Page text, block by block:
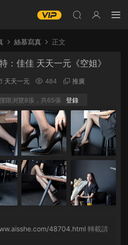
絲慕寫真 正文
：佳佳 天天一元《空姐》
天天一元 484 推廣
限浏覽8張，共65張 登錄
48704.html 轉載請